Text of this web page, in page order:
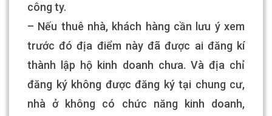
công ty.
– Nếu thuê nhà, khách hàng cần lưu ý xem
trước đó địa điểm này đã được ai đăng kí
thành lập hộ kinh doanh chưa. Và địa chỉ
đăng ký không được đăng ký tại chung cư,
nhà ở không có chức năng kinh doanh,